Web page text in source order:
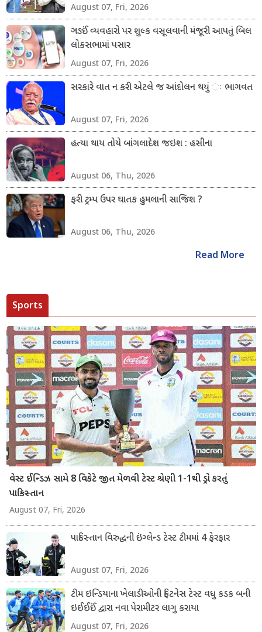
August 07, Fri, 2026
ઞઙઈં વ્યવહારો પર શુલ્ક વસૂલવાની મંજૂરી આપતું બિલ
લોકસભામાં પસાર
August 07, Fri, 2026
સરકારે વાત ન કરી એટલે જ આંદોલન થયું ઃ ભાગવત
August 07, Fri, 2026
હત્યા થાય તોયે બાંગલાદેશ જઇશ : હસીના
August 06, Thu, 2026
ફરી ટ્રમ્પ ઉપર ઘાતક હુમલાની સાજિશ ?
August 06, Thu, 2026
Read More
Sports
વેસ્ટ ઈન્ડિઝ સામે 8 વિકેટે જીત મેળવી ટેસ્ટ શ્રેણી 1-1થી ડ્રો કરતું
પાકિસ્તાન
August 07, Fri, 2026
પાકિસ્તાન વિરુદ્ધની ઇંગ્લેન્ડ ટેસ્ટ ટીમમાં 4 ફેરફાર
August 07, Fri, 2026
ટીમ ઇન્ડિયાના ખેલાડીઓની ફિટનેસ ટેસ્ટ વધુ કડક બની
ઇઈઈઈં દ્વારા નવા પેરામીટર લાગુ કરાયા
August 07, Fri, 2026